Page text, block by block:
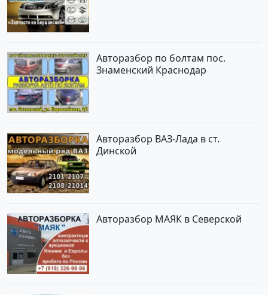
Авторазбор по болтам пос.
Знаменский Краснодар
Авторазбор ВАЗ-Лада в ст.
Динской
Авторазбор МАЯК в Северской